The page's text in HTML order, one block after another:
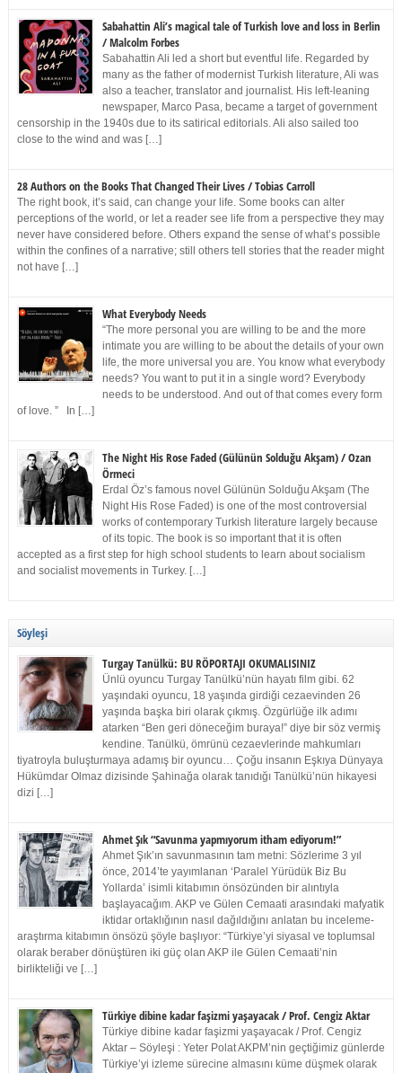
Sabahattin Ali’s magical tale of Turkish love and loss in Berlin
/ Malcolm Forbes
Sabahattin Ali led a short but eventful life. Regarded by
many as the father of modernist Turkish literature, Ali was
also a teacher, translator and journalist. His left-leaning
newspaper, Marco Pasa, became a target of government
censorship in the 1940s due to its satirical editorials. Ali also sailed too
close to the wind and was […]
28 Authors on the Books That Changed Their Lives / Tobias Carroll
The right book, it’s said, can change your life. Some books can alter
perceptions of the world, or let a reader see life from a perspective they may
never have considered before. Others expand the sense of what’s possible
within the confines of a narrative; still others tell stories that the reader might
not have […]
What Everybody Needs
“The more personal you are willing to be and the more
intimate you are willing to be about the details of your own
life, the more universal you are. You know what everybody
needs? You want to put it in a single word? Everybody
needs to be understood. And out of that comes every form
of love. ” In […]
The Night His Rose Faded (Gülünün Solduğu Akşam) / Ozan
Örmeci
Erdal Öz’s famous novel Gülünün Solduğu Akşam (The
Night His Rose Faded) is one of the most controversial
works of contemporary Turkish literature largely because
of its topic. The book is so important that it is often
accepted as a first step for high school students to learn about socialism
and socialist movements in Turkey. […]
Söyleşi
Turgay Tanülkü: BU RÖPORTAJI OKUMALISINIZ
Ünlü oyuncu Turgay Tanülkü’nün hayatı film gibi. 62
yaşındaki oyuncu, 18 yaşında girdiği cezaevinden 26
yaşında başka biri olarak çıkmış. Özgürlüğe ilk adımı
atarken “Ben geri döneceğim buraya!” diye bir söz vermiş
kendine. Tanülkü, ömrünü cezaevlerinde mahkumları
tiyatroyla buluşturmaya adamış bir oyuncu… Çoğu insanın Eşkıya Dünyaya
Hükümdar Olmaz dizisinde Şahinağa olarak tanıdığı Tanülkü’nün hikayesi
dizi […]
Ahmet Şık “Savunma yapmıyorum itham ediyorum!”
Ahmet Şık’ın savunmasının tam metni: Sözlerime 3 yıl
önce, 2014’te yayımlanan ‘Paralel Yürüdük Biz Bu
Yollarda’ isimli kitabımın önsözünden bir alıntıyla
başlayacağım. AKP ve Gülen Cemaati arasındaki mafyatik
iktidar ortaklığının nasıl dağıldığını anlatan bu inceleme-
araştırma kitabımın önsözü şöyle başlıyor: “Türkiye’yi siyasal ve toplumsal
olarak beraber dönüştüren iki güç olan AKP ile Gülen Cemaati’nin
birlikteliği ve […]
Türkiye dibine kadar faşizmi yaşayacak / Prof. Cengiz Aktar
Türkiye dibine kadar faşizmi yaşayacak / Prof. Cengiz
Aktar – Söyleşi : Yeter Polat AKPM’nin geçtiğimiz günlerde
Türkiye’yi izleme sürecine almasını küme düşmek olarak